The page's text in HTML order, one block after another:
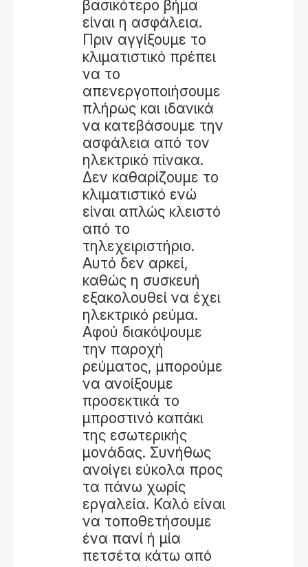
βασικότερο βήμα
είναι η ασφάλεια.
Πριν αγγίξουμε το
κλιματιστικό πρέπει
να το
απενεργοποιήσουμε
πλήρως και ιδανικά
να κατεβάσουμε την
ασφάλεια από τον
ηλεκτρικό πίνακα.
Δεν καθαρίζουμε το
κλιματιστικό ενώ
είναι απλώς κλειστό
από το
τηλεχειριστήριο.
Αυτό δεν αρκεί,
καθώς η συσκευή
εξακολουθεί να έχει
ηλεκτρικό ρεύμα.
Αφού διακόψουμε
την παροχή
ρεύματος, μπορούμε
να ανοίξουμε
προσεκτικά το
μπροστινό καπάκι
της εσωτερικής
μονάδας. Συνήθως
ανοίγει εύκολα προς
τα πάνω χωρίς
εργαλεία. Καλό είναι
να τοποθετήσουμε
ένα πανί ή μία
πετσέτα κάτω από